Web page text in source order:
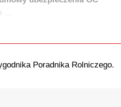
Poradnika Rolniczego.